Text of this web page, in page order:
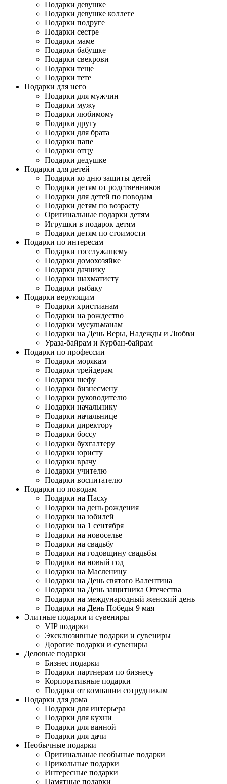
Подарки девушке
Подарки девушке коллеге
Подарки подруге
Подарки сестре
Подарки маме
Подарки бабушке
Подарки свекрови
Подарки теще
Подарки тете
Подарки для него
Подарки для мужчин
Подарки мужу
Подарки любимому
Подарки другу
Подарки для брата
Подарки папе
Подарки отцу
Подарки дедушке
Подарки для детей
Подарки ко дню защиты детей
Подарки детям от родственников
Подарки для детей по поводам
Подарки детям по возрасту
Оригинальные подарки детям
Игрушки в подарок детям
Подарки детям по стоимости
Подарки по интересам
Подарки госслужащему
Подарки домохозяйке
Подарки дачнику
Подарки шахматисту
Подарки рыбаку
Подарки верующим
Подарки христианам
Подарки на рождество
Подарки мусульманам
Подарки на День Веры, Надежды и Любви
Ураза-байрам и Курбан-байрам
Подарки по профессии
Подарки морякам
Подарки трейдерам
Подарки шефу
Подарки бизнесмену
Подарки руководителю
Подарки начальнику
Подарки начальнице
Подарки директору
Подарки боссу
Подарки бухгалтеру
Подарки юристу
Подарки врачу
Подарки учителю
Подарки воспитателю
Подарки по поводам
Подарки на Пасху
Подарки на день рождения
Подарки на юбилей
Подарки на 1 сентября
Подарки на новоселье
Подарки на свадьбу
Подарки на годовщину свадьбы
Подарки на новый год
Подарки на Масленицу
Подарки на День святого Валентина
Подарки на День защитника Отечества
Подарки на международный женский день
Подарки на День Победы 9 мая
Элитные подарки и сувениры
VIP подарки
Эксклюзивные подарки и сувениры
Дорогие подарки и сувениры
Деловые подарки
Бизнес подарки
Подарки партнерам по бизнесу
Корпоративные подарки
Подарки от компании сотрудникам
Подарки для дома
Подарки для интерьера
Подарки для кухни
Подарки для ванной
Подарки для дачи
Необычные подарки
Оригинальные необыные подарки
Прикольные подарки
Интересные подарки
Памятные подарки